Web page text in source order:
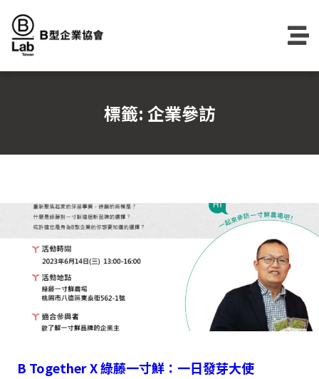
content
標籤: 企業參訪
B Together X 綠藤一寸鮮：一日發芽大使